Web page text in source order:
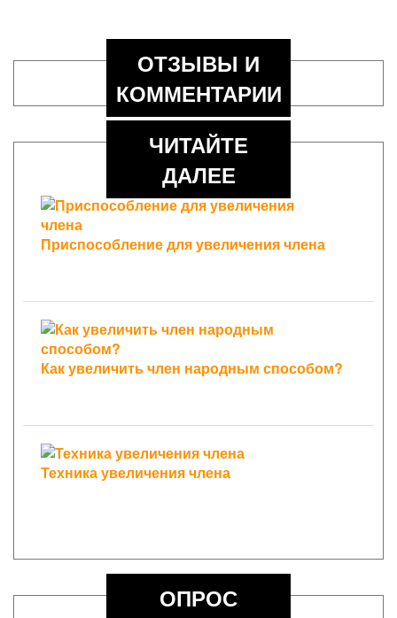
ОТЗЫВЫ И
КОММЕНТАРИИ
ЧИТАЙТЕ
ДАЛЕЕ
Приспособление для увеличения члена
Как увеличить член народным способом?
Техника увеличения члена
ОПРОС